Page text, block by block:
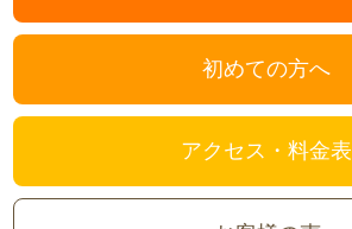
初めての方へ
アクセス・料金表